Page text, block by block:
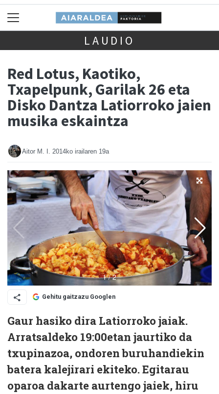
LAUDIO
Red Lotus, Kaotiko,
Txapelpunk, Garilak 26 eta
Disko Dantza Latiorroko jaien
musika eskaintza
Aitor M. I. 2014ko irailaren 19a
Gehitu gaitzazu Googlen
Gaur hasiko dira Latiorroko jaiak.
Arratsaldeko 19:00etan jaurtiko da
txupinazoa, ondoren buruhandiekin
batera kalejirari ekiteko. Egitarau
oparoa dakarte aurtengo jaiek, hiru